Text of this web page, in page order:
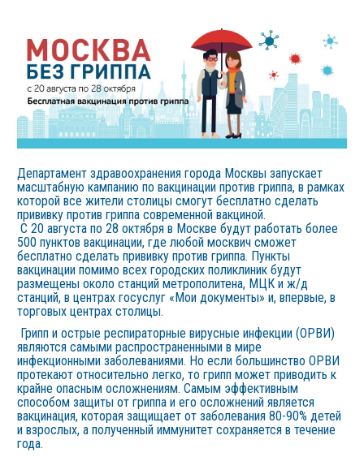
Департамент здравоохранения города Москвы запускает
масштабную кампанию по вакцинации против гриппа, в рамках
которой все жители столицы смогут бесплатно сделать
прививку против гриппа современной вакциной.
С 20 августа по 28 октября в Москве будут работать более
500 пунктов вакцинации, где любой москвич сможет
бесплатно сделать прививку против гриппа. Пункты
вакцинации помимо всех городских поликлиник будут
размещены около станций метрополитена, МЦК и ж/д
станций, в центрах госуслуг «Мои документы» и, впервые, в
торговых центрах столицы.
Грипп и острые респираторные вирусные инфекции (ОРВИ)
являются самыми распространенными в мире
инфекционными заболеваниями. Но если большинство ОРВИ
протекают относительно легко, то грипп может приводить к
крайне опасным осложнениям. Самым эффективным
способом защиты от гриппа и его осложнений является
вакцинация, которая защищает от заболевания 80-90% детей
и взрослых, а полученный иммунитет сохраняется в течение
года.